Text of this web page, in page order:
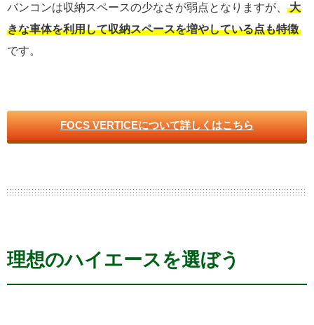
バンコンは収納スペースの少なさが弱点となりますが、
大
きな車体を利用して収納スペースを増やしている点も特徴
です。
FOCS VERTICEについて詳しくはこちら
理想のハイエースを選ぼう